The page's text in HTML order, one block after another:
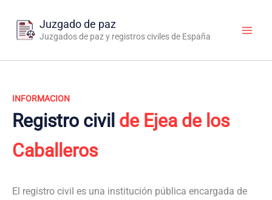
contenido
Juzgado de paz
Juzgados de paz y registros civiles de España
INFORMACION
Registro civil de Ejea de los
Caballeros
El registro civil es una institución pública encargada de